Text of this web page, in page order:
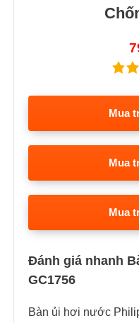
Mua
Mua
Mua
Đánh giá nhanh
GC1756
Bàn ủi hơi nước